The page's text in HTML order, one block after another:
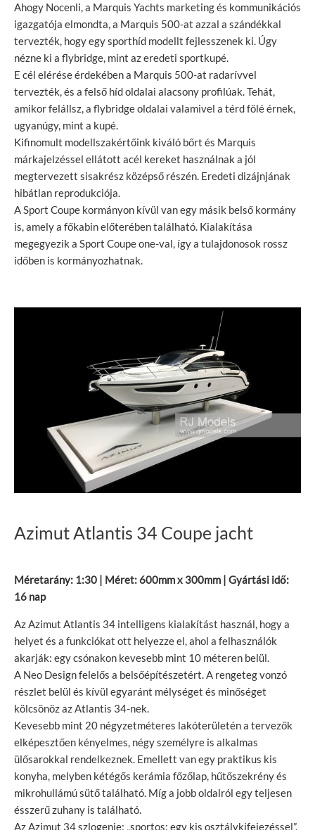
Ahogy Nocenli, a Marquis Yachts marketing és kommunikációs
igazgatója elmondta, a Marquis 500-at azzal a szándékkal
tervezték, hogy egy sporthíd modellt fejlesszenek ki. Úgy
nézne ki a flybridge, mint az eredeti sportkupé.
E cél elérése érdekében a Marquis 500-at radarívvel
tervezték, és a felső híd oldalai alacsony profilúak. Tehát,
amikor felállsz, a flybridge oldalai valamivel a térd fölé érnek,
ugyanúgy, mint a kupé.
Kifinomult modellszakértőink kiváló bőrt és Marquis
márkajelzéssel ellátott acél kereket használnak a jól
megtervezett sisakrész középső részén. Eredeti dizájnjának
hibátlan reprodukciója.
A Sport Coupe kormányon kívül van egy másik belső kormány
is, amely a főkabin előterében található. Kialakítása
megegyezik a Sport Coupe one-val, így a tulajdonosok rossz
időben is kormányozhatnak.
Azimut Atlantis 34 Coupe jacht
Méretarány: 1:30 | Méret: 600mm x 300mm | Gyártási idő:
16 nap
Az Azimut Atlantis 34 intelligens kialakítást használ, hogy a
helyet és a funkciókat ott helyezze el, ahol a felhasználók
akarják: egy csónakon kevesebb mint 10 méteren belül.
A Neo Design felelős a belsőépítészetért. A rengeteg vonzó
részlet belül és kívül egyaránt mélységet és minőséget
kölcsönöz az Atlantis 34-nek.
Kevesebb mint 20 négyzetméteres lakóterületén a tervezők
elképesztően kényelmes, négy személyre is alkalmas
ülősarokkal rendelkeznek. Emellett van egy praktikus kis
konyha, melyben kétégős kerámia főzőlap, hűtőszekrény és
mikrohullámú sütő található. Míg a jobb oldalról egy teljesen
ésszerű zuhany is található.
Az Azimut 34 szlogenje: „sportos: egy kis osztálykifejezéssel”.